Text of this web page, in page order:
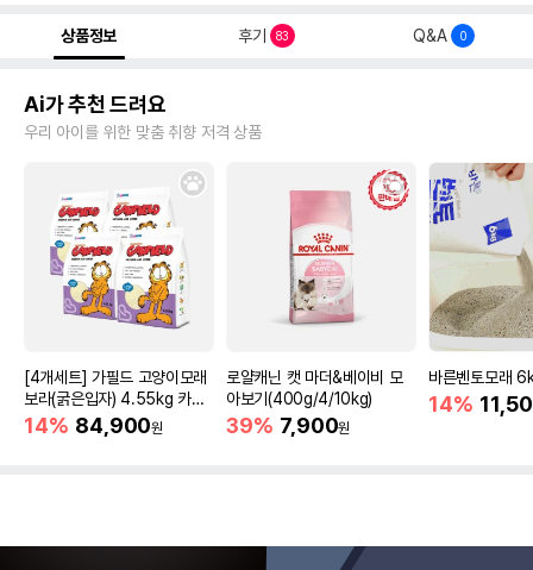
상품정보 후기 83 Q&A 0
Ai가 추천 드려요
우리 아이를 위한 맞춤 취향 저격 상품
[4개세트] 가필드 고양이모래
보라(굵은입자) 4.55kg 카사
바모래
14% 84,900원
로얄캐닌 캣 마더&베이비 모
아보기(400g/4/10kg)
39% 7,900원
바른벤토모래
14%